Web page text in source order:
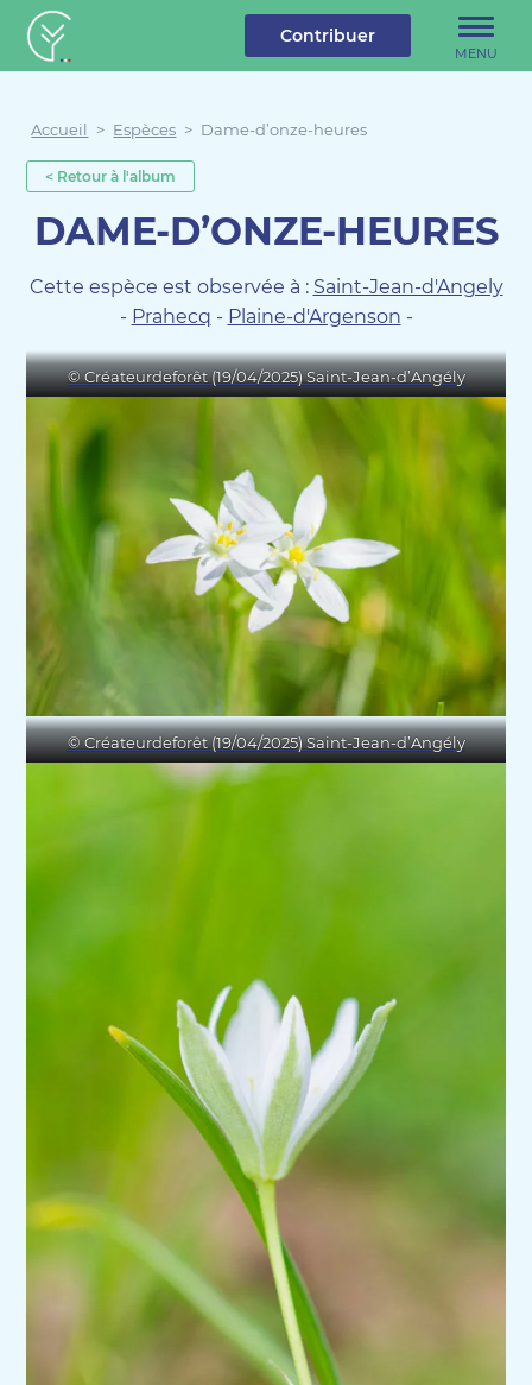
Créateur de forêt
MENU
Contribuer
Accueil > Espèces > Dame-d’onze-heures
< Retour à l'album
DAME-D’ONZE-HEURES
Cette espèce est observée à : Saint-Jean-d'Angely
- Prahecq - Plaine-d'Argenson -
© Créateurdeforêt (19/04/2025) Saint-Jean-d’Angély
© Créateurdeforêt (19/04/2025) Saint-Jean-d’Angély